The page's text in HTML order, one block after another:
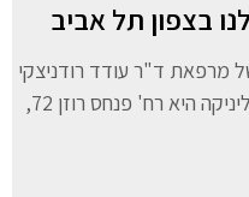
בצפון תל אביב
מרפאת ד"ר עודד רודניצקי
לצפון תל אביב – מעתה, כתובת הקליניקה היא רח' פנחס רוזן 72,